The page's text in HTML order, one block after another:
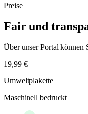
Preise
Fair und
Über unser Portal können
19,99 €
Umweltplakette
Maschinell bedruckt